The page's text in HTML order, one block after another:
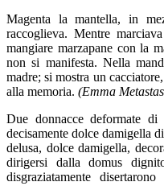
Magenta la mantella, in
raccoglieva. Mentre
mangiare marzapane con la
non si manifesta. Nella
madre; si mostra un
alla memoria. (Emma
Due donnacce deformate
decisamente dolce damigella
delusa, dolce damigella,
dirigersi dalla domus
disgraziatamente